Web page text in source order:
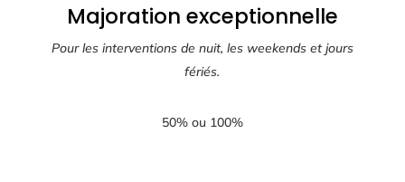
Majoration exceptionnelle
Pour les interventions de nuit, les weekends et jours
fériés.
50% ou 100%